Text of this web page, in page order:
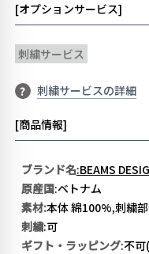
[オプションサービス]
刺繍サービス
? 刺繍サービスの詳細
[商品情報]
ブランド名:BEAMS
原産国:ベトナム
素材:本体 綿100%,刺繍
刺繍:可
ギフト・ラッピング:不可